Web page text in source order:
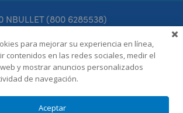
Todos los derechos reservados.
Términos y condiciones
Política de privacidad
NBULLET (800 6285538)
para mejorar su experiencia en línea,
contenidos en las redes sociales, medir el
y mostrar anuncios personalizados
de navegación.
Aceptar